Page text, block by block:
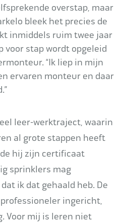
overstap, maar
bleek het precies de
inmiddels ruim twee jaar
voor stap wordt opgeleid
“Ik liep in mijn
ervaren monteur en daar
leer-werktraject, waarin
al grote stappen heeft
hij zijn certificaat
sprinklers mag
ik dat gehaald heb. De
ingericht,
Voor mij is leren niet